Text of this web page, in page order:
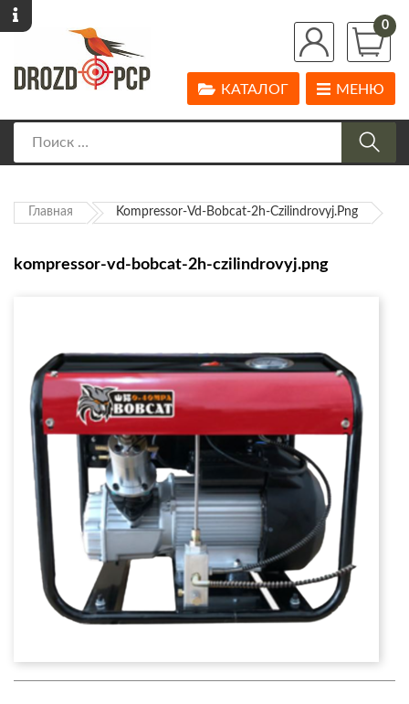
0
МЕНЮ
КАТАЛОГ
Главная Kompressor-Vd-Bobcat-2h-Czilindrovyj.png
kompressor-vd-bobcat-2h-czilindrovyj.png